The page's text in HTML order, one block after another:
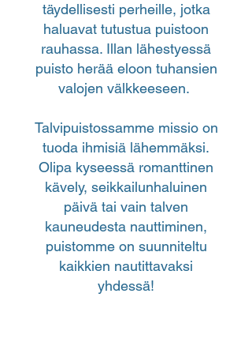
täydellisesti perheille, jotka
haluavat tutustua puistoon
rauhassa. Illan lähestyessä
puisto herää eloon tuhansien
valojen välkkeeseen.
​Talvipuistossamme missio on
tuoda ihmisiä lähemmäksi.
Olipa kyseessä romanttinen
kävely, seikkailunhaluinen
päivä tai vain talven
kauneudesta nauttiminen,
puistomme on suunniteltu
kaikkien nautittavaksi
yhdessä!